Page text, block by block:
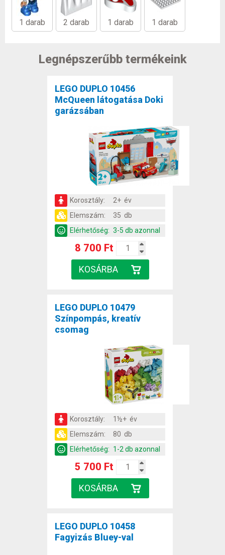
1 darab 2 darab 1 darab 1 darab
Legnépszerűbb termékeink
LEGO DUPLO 10456
McQueen látogatása Doki
garázsában
Korosztály:
2+ év
Elemszám:
35 db
Elérhetőség: 3-5 db azonnal
8 700 Ft
LEGO DUPLO 10479
Színpompás, kreatív
csomag
Korosztály:
1½+ év
Elemszám:
80 db
Elérhetőség: 1-2 db azonnal
5 700 Ft
LEGO DUPLO 10458
Fagyizás Bluey-val